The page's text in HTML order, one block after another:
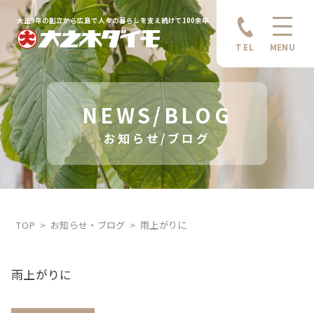
大正9年の創立から広島で人々の暮らしを支え続けて100余年
TEL
NEWS/BLOG
お知らせ/ブログ
TOP お知らせ・ブログ 雨上がりに
雨上がりに
MENU